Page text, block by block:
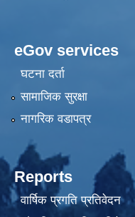
eGov services
घटना दर्ता
सामाजिक सुरक्षा
नागरिक वडापत्र
Reports
वार्षिक प्रगति प्रतिवेदन